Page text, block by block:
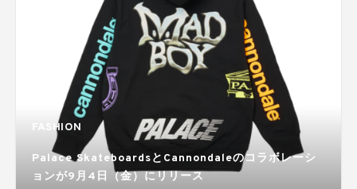
FASHION
Palace SkateboardsとCannondaleのコラボレーシ
ョンが9月4日（金）にリリース